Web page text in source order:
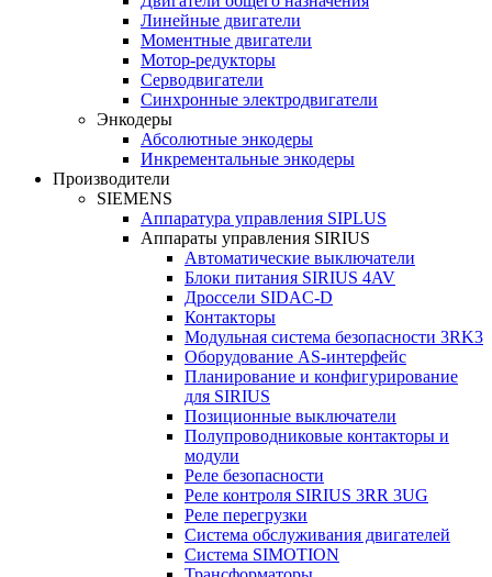
Линейные двигатели
Моментные двигатели
Мотор-редукторы
Серводвигатели
Синхронные электродвигатели
Энкодеры
Абсолютные энкодеры
Инкрементальные энкодеры
Производители
SIEMENS
Аппаратура управления SIPLUS
Аппараты управления SIRIUS
Автоматические выключатели
Блоки питания SIRIUS 4AV
Дроссели SIDAC-D
Контакторы
Модульная система безопасности 3RK3
Оборудование AS-интерфейс
Планирование и конфигурирование
для SIRIUS
Позиционные выключатели
Полупроводниковые контакторы и
модули
Реле безопасности
Реле контроля SIRIUS 3RR 3UG
Реле перегрузки
Сиcтема обслуживания двигателей
Система SIMOTION